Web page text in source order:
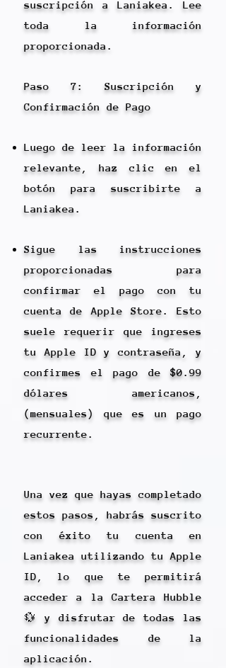
suscripción a Laniakea. Lee
toda la información
proporcionada.
Paso 7: Suscripción y
Confirmación de Pago
Luego de leer la información
relevante, haz clic en el
botón para suscribirte a
Laniakea.
Sigue las instrucciones
proporcionadas para
confirmar el pago con tu
cuenta de Apple Store. Esto
suele requerir que ingreses
tu Apple ID y contraseña, y
confirmes el pago de $0.99
dólares americanos,
(mensuales) que es un pago
recurrente.
Una vez que hayas completado
estos pasos, habrás suscrito
con éxito tu cuenta en
Laniakea utilizando tu Apple
ID, lo que te permitirá
acceder a la Cartera Hubble
💱 y disfrutar de todas las
funcionalidades de la
aplicación.